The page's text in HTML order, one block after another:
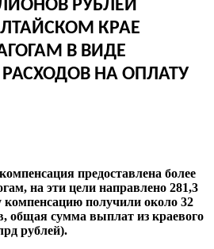
РУБЛЕЙ
КРАЕ
В ВИДЕ
НА ОПЛАТУ
предоставлена более
на эти цели направлено 281,3
компенсацию получили около 32
общая сумма выплат из краевого
рублей).